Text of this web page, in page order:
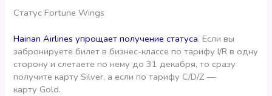
Статус Fortune Wings
Hainan Airlines упрощает получение статуса. Если вы
забронируете билет в бизнес-классе по тарифу I/R в одну
сторону и слетаете по нему до 31 декабря, то сразу
получите карту Silver, а если по тарифу C/D/Z —
карту Gold.